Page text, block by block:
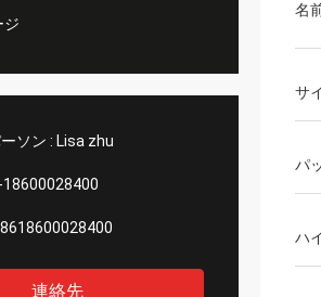
ジ
ソン : Lisa zhu
連絡先
名
サ
パ
ハ